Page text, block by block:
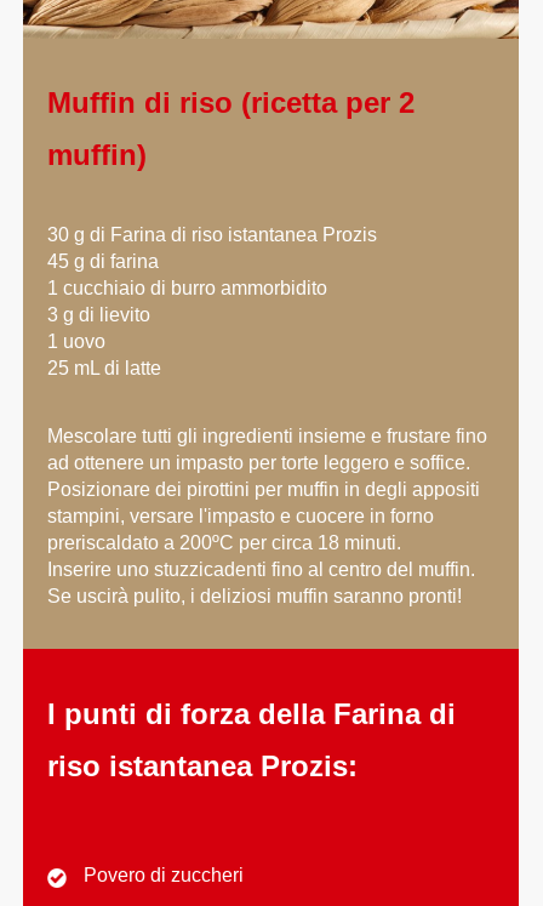
Muffin di riso (ricetta per 2
muffin)
30 g di Farina di riso istantanea Prozis
45 g di farina
1 cucchiaio di burro ammorbidito
3 g di lievito
1 uovo
25 mL di latte
Mescolare tutti gli ingredienti insieme e frustare fino
ad ottenere un impasto per torte leggero e soffice.
Posizionare dei pirottini per muffin in degli appositi
stampini, versare l'impasto e cuocere in forno
preriscaldato a 200ºC per circa 18 minuti.
Inserire uno stuzzicadenti fino al centro del muffin.
Se uscirà pulito, i deliziosi muffin saranno pronti!
I punti di forza della Farina di
riso istantanea Prozis:
Povero di zuccheri